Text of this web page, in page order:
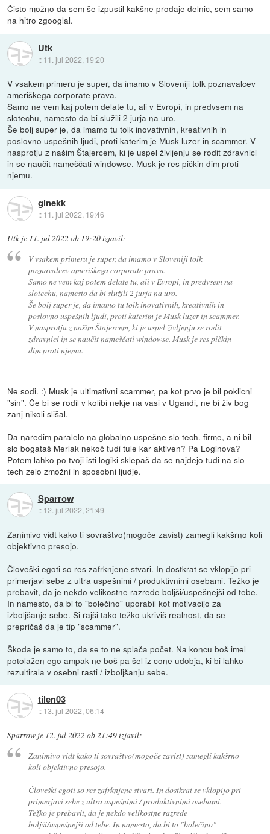
Čisto možno da sem še izpustil kakšne prodaje delnic, sem samo
na hitro zgooglal.
Utk
:: 11. jul 2022, 19:20
V vsakem primeru je super, da imamo v Sloveniji tolk poznavalcev
ameriškega corporate prava.
Samo ne vem kaj potem delate tu, ali v Evropi, in predvsem na
slotechu, namesto da bi služili 2 jurja na uro.
Še bolj super je, da imamo tu tolk inovativnih, kreativnih in
poslovno uspešnih ljudi, proti katerim je Musk luzer in scammer. V
nasprotju z našim Štajercem, ki je uspel življenju se rodit zdravnici
in se naučit nameščati windowse. Musk je res pičkin dim proti
njemu.
ginekk
:: 11. jul 2022, 19:46
Utk je 11. jul 2022 ob 19:20izjavil:
V vsakem primeru je super, da imamo v Sloveniji tolk
poznavalcev ameriškega corporate prava.
Samo ne vem kaj potem delate tu, ali v Evropi, in predvsem na
slotechu, namesto da bi služili 2 jurja na uro.
Še bolj super je, da imamo tu tolk inovativnih, kreativnih in
poslovno uspešnih ljudi, proti katerim je Musk luzer in scammer.
V nasprotju z našim Štajercem, ki je uspel življenju se rodit
zdravnici in se naučit nameščati windowse. Musk je res pičkin
dim proti njemu.
Ne sodi. :) Musk je ultimativni scammer, pa kot prvo je bil poklicni
"sin". Če bi se rodil v kolibi nekje na vasi v Ugandi, ne bi živ bog
zanj nikoli slišal.
Da naredim paralelo na globalno uspešne slo tech. firme, a ni bil
slo bogataš Merlak nekoč tudi tule kar aktiven? Pa Loginova?
Potem lahko po tvoji isti logiki sklepaš da se najdejo tudi na slo-
tech zelo zmožni in sposobni ljudje.
Sparrow
:: 12. jul 2022, 21:49
Zanimivo vidt kako ti sovraštvo(mogoče zavist) zamegli kakšrno koli
objektivno presojo.
Človeški egoti so res zafrknjene stvari. In dostkrat se vklopijo pri
primerjavi sebe z ultra uspešnimi / produktivnimi osebami. Težko je
prebavit, da je nekdo velikostne razrede boljši/uspešnejši od tebe.
In namesto, da bi to "bolečino" uporabil kot motivacijo za
izboljšanje sebe. Si rajši tako težko ukriviš realnost, da se
prepričaš da je tip "scammer".
Škoda je samo to, da se to ne splača počet. Na koncu boš imel
potolažen ego ampak ne boš pa šel iz cone udobja, ki bi lahko
rezultirala v osebni rasti / izboljšanju sebe.
tilen03
:: 13. jul 2022, 06:14
Sparrow je 12. jul 2022 ob 21:49izjavil:
Zanimivo vidt kako ti sovraštvo(mogoče zavist) zamegli kakšrno
koli objektivno presojo.
Človeški egoti so res zafrknjene stvari. In dostkrat se vklopijo pri
primerjavi sebe z ultra uspešnimi / produktivnimi osebami.
Težko je prebavit, da je nekdo velikostne razrede
boljši/uspešnejši od tebe. In namesto, da bi to "bolečino"